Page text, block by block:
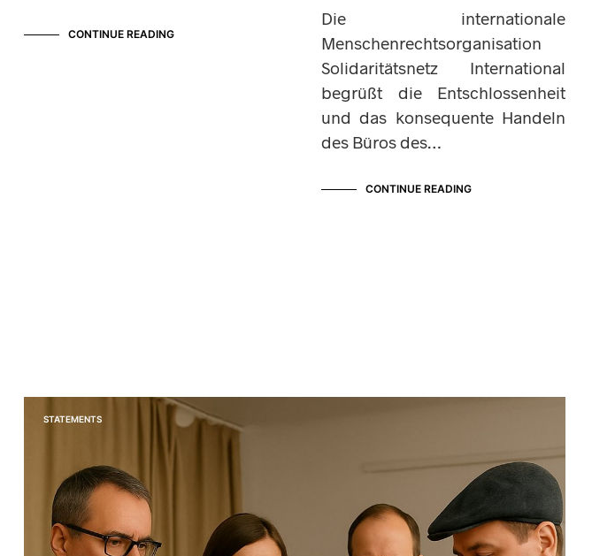
CONTINUE READING
Die internationale
Menschenrechtsorganisation
Solidaritätsnetz International
begrüßt die Entschlossenheit
und das konsequente Handeln
des Büros des…
CONTINUE READING
STATEMENTS